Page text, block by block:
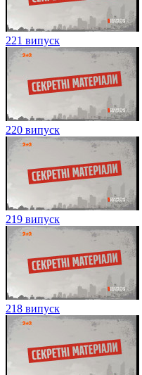
221 випуск
220 випуск
219 випуск
218 випуск